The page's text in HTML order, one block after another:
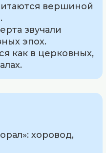
вершиной
звучали
эпох.
как в церковных,
хоровод,